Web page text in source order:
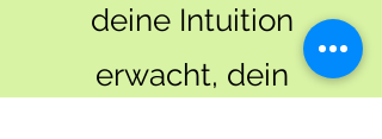
deine Intuition
erwacht, dein